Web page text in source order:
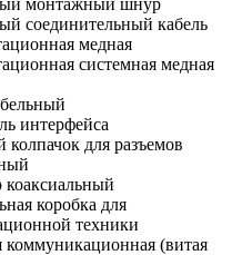
соединительный кабель
медная
системная медная
интерфейса
для разъемов
коаксиальный
коробка для
техники
коммуникационная (витая